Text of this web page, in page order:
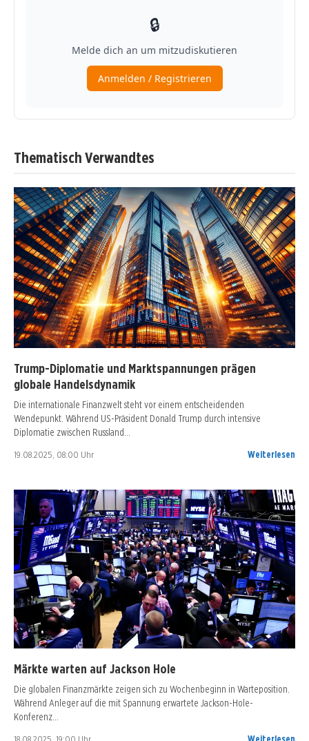
Thematisch Verwandtes
Trump-Diplomatie und Marktspannungen prägen
globale Handelsdynamik
Die internationale Finanzwelt steht vor einem entscheidenden
Wendepunkt. Während US-Präsident Donald Trump durch intensive
Diplomatie zwischen Russland…
19.08.2025, 08:00 Uhr Weiterlesen
Märkte warten auf Jackson Hole
Die globalen Finanzmärkte zeigen sich zu Wochenbeginn in Warteposition.
Während Anleger auf die mit Spannung erwartete Jackson-Hole-
Konferenz…
18.08.2025, 19:00 Uhr Weiterlesen